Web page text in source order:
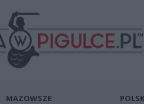
MAZOWSZE